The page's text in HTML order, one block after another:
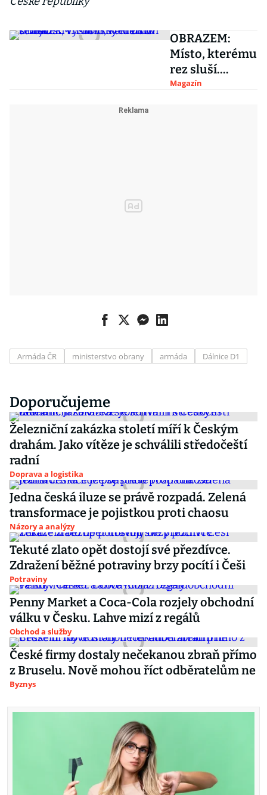
OBRAZEM:
Místo, kterému
rez sluší.
Vyškovský
Magazín
Armáda ČR ministerstvo obrany armáda Dálnice D1
Doporučujeme
Železniční zakázka století míří k Českým
drahám. Jako vítěze je schválili středočeští
radní
Doprava a logistika
Jedna česká iluze se právě rozpadá. Zelená
transformace je pojistkou proti chaosu
Názory a analýzy
Tekuté zlato opět dostojí své přezdívce.
Zdražení běžné potraviny brzy pocítí i Češi
Potraviny
Penny Market a Coca-Cola rozjely obchodní
válku v Česku. Lahve mizí z regálů
Obchod a služby
České firmy dostaly nečekanou zbraň přímo
z Bruselu. Nově mohou říct odběratelům ne
Byznys